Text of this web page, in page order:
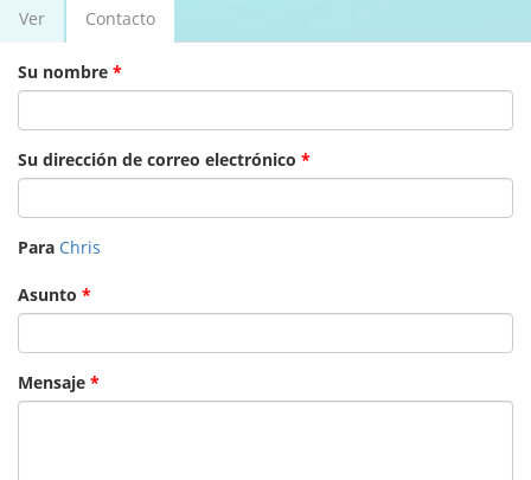
Solapas principales
Ver Contacto
activa)
Su nombre *
Su dirección de correo electrónico *
Para Chris
Asunto *
Mensaje *